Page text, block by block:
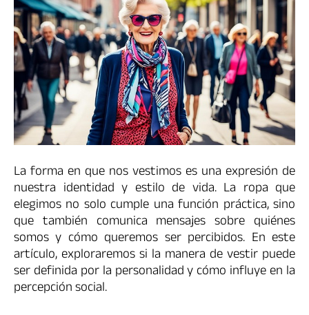
La forma en que nos vestimos es una expresión de
nuestra identidad y estilo de vida. La ropa que
elegimos no solo cumple una función práctica, sino
que también comunica mensajes sobre quiénes
somos y cómo queremos ser percibidos. En este
artículo, exploraremos si la manera de vestir puede
ser definida por la personalidad y cómo influye en la
percepción social.